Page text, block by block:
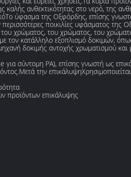
ανθεκτικότητας στο νερό, της
ύφασμα της Οξφόρδης, επίσης
ποικιλίες υφάσματος της
χρώματος, του χρώματος, του
τον κατάλληλο εξοπλισμό δοκιμών,
δοκιμής αντοχής χρωματισμού
σύντομη PA), επίσης γνωστή ως
την
προϊόντων επικάλυψης